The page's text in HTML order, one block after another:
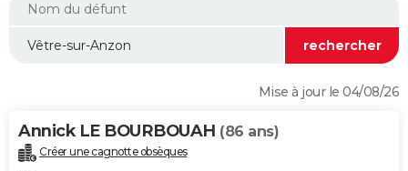
Forum
Aménagement intérieur
Extérieur
Cuisine
Salle de bains
Jardinage
Rangement
WEEK-END
Guides de France
Escapades
Patrimoine
Expositions
Musées
Week-end nature
LIFESTYLE
Alimentation
Guide de la santé
Maladies
Médicaments
Sommeil
VOYAGE
Destinations
City break
Voyage nature
Voyage de noces
Forum
Climat
+PHOTO
Mise à jour le 04/08/26
Annick LE BOURBOUAH (86 ans)
Créer une cagnotte obsèques